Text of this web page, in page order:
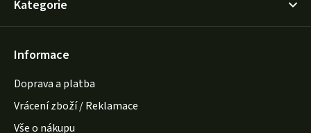
Kategorie
Informace
Doprava a platba
Vrácení zboží / Reklamace
Vše o nákupu